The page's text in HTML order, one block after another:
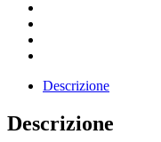
Descrizione
Descrizione